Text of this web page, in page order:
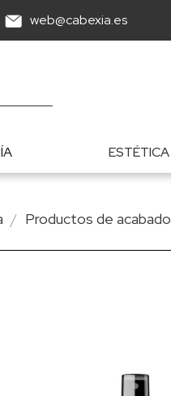
web@cabexia.es
ESTÉTICA
Productos de acabado